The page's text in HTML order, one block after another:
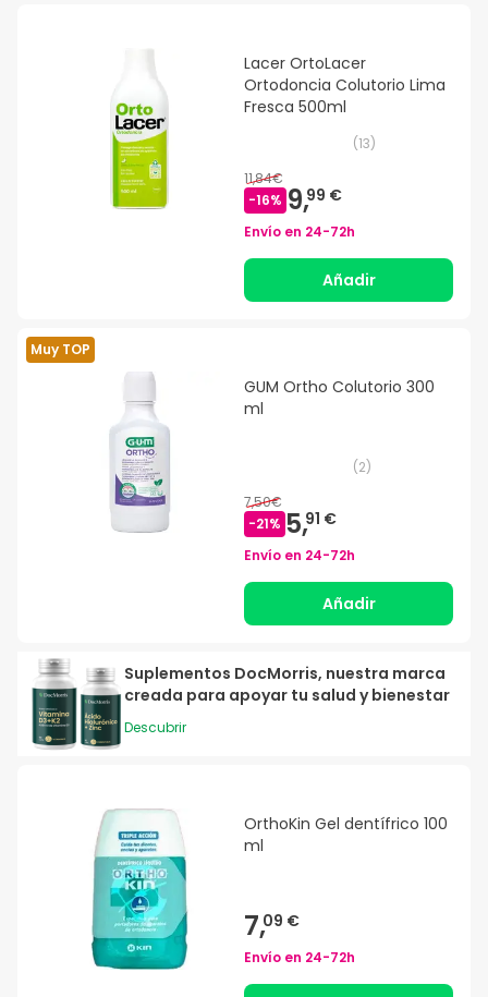
Lacer OrtoLacer
Ortodoncia Colutorio Lima
Fresca 500ml
(13)
11,84€
-16% 9,99 €
Envío en 24-72h
Añadir
Muy TOP
GUM Ortho Colutorio 300
ml
(2)
7,50€
-21% 5,91 €
Envío en 24-72h
Añadir
Suplementos DocMorris, nuestra marca
creada para apoyar tu salud y bienestar
Descubrir
OrthoKin Gel dentífrico 100
ml
7,09 €
Envío en 24-72h